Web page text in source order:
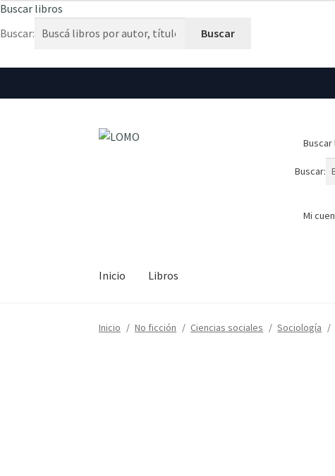
Buscar libros
Buscar:
Ir
Ir
Buscar
Buscar:
Mi
Inicio Libros
Inicio / No ficción / Ciencias sociales / Sociología /